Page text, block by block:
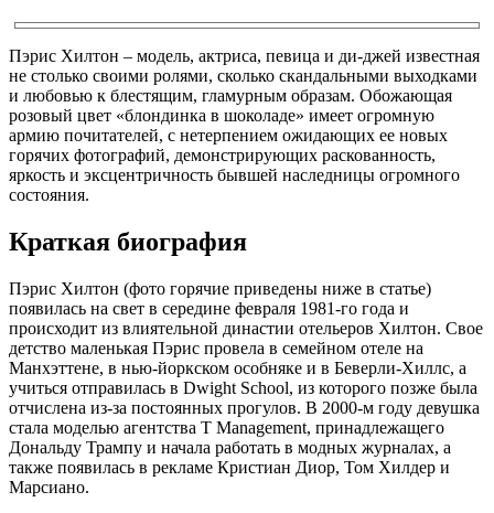
Пэрис Хилтон – модель, актриса, певица и ди-джей известная
не столько своими ролями, сколько скандальными выходками
и любовью к блестящим, гламурным образам. Обожающая
розовый цвет «блондинка в шоколаде» имеет огромную
армию почитателей, с нетерпением ожидающих ее новых
горячих фотографий, демонстрирующих раскованность,
яркость и эксцентричность бывшей наследницы огромного
состояния.
Краткая биография
Пэрис Хилтон (фото горячие приведены ниже в статье)
появилась на свет в середине февраля 1981-го года и
происходит из влиятельной династии отельеров Хилтон. Свое
детство маленькая Пэрис провела в семейном отеле на
Манхэттене, в нью-йоркском особняке и в Беверли-Хиллс, а
учиться отправилась в Dwight School, из которого позже была
отчислена из-за постоянных прогулов. В 2000-м году девушка
стала моделью агентства T Management, принадлежащего
Дональду Трампу и начала работать в модных журналах, а
также появилась в рекламе Кристиан Диор, Том Хилдер и
Марсиано.